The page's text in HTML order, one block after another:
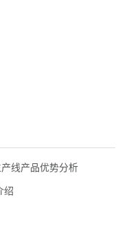
线产品优势分析
绍